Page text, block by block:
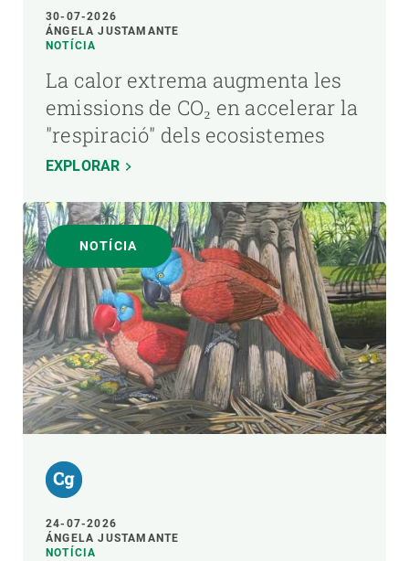
30-07-2026
ÁNGELA JUSTAMANTE
NOTÍCIA
La calor extrema augmenta les
emissions de CO₂ en accelerar la
"respiració" dels ecosistemes
EXPLORAR
NOTÍCIA
24-07-2026
ÁNGELA JUSTAMANTE
NOTÍCIA